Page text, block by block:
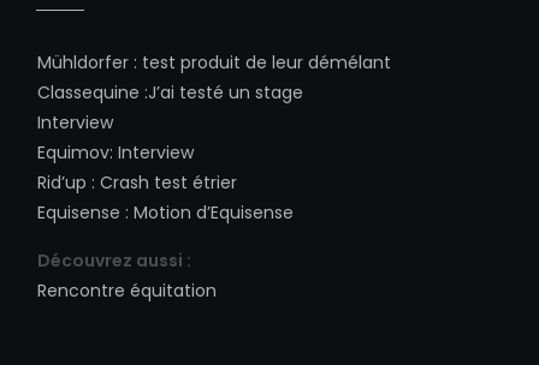
Mühldorfer : test produit de leur démélant
Classequine :J’ai testé un stage
Interview
Equimov: Interview
Rid’up : Crash test étrier
Equisense : Motion d’Equisense
Découvrez aussi :
Rencontre équitation